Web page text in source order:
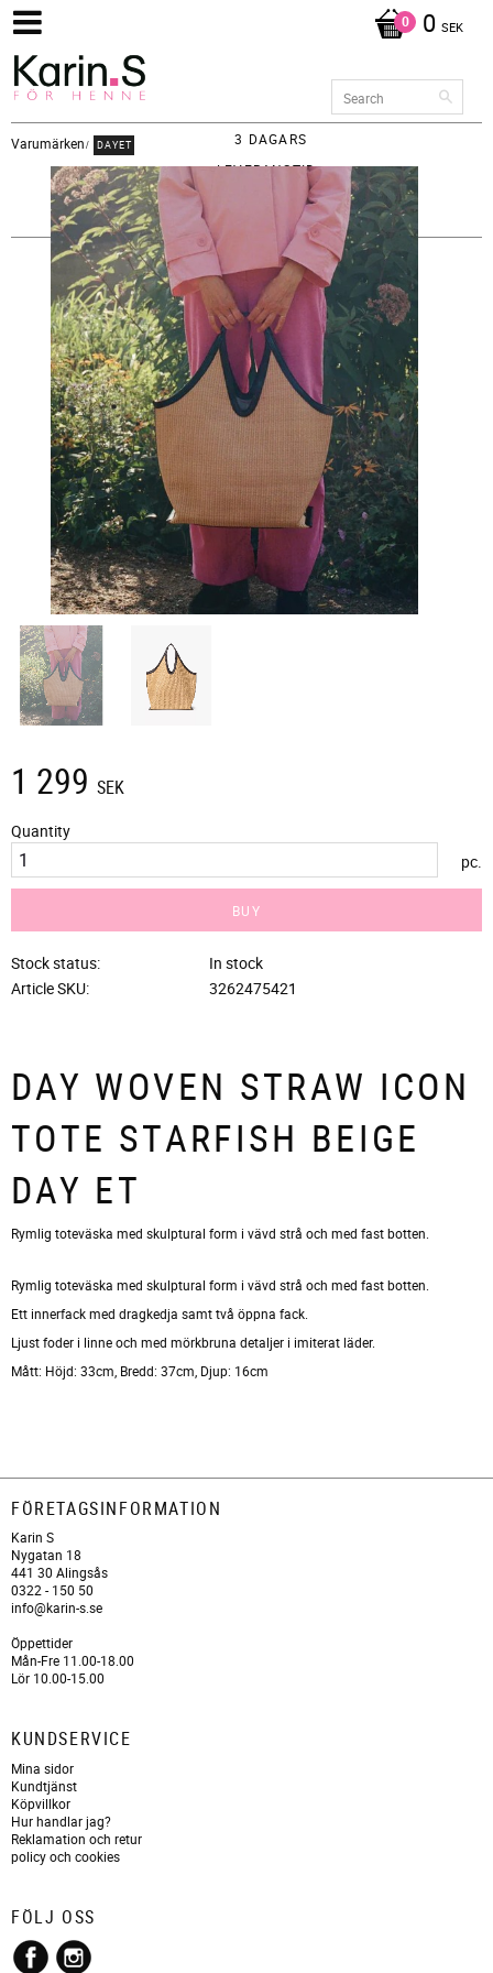
0 SEK
3 DAGARS
LEVERANSTID -
FRAKT 65KR
Varumärken DAYET
1 299 SEK
Quantity
pc.
BUY
Stock status
In stock
Article SKU
3262475421
DAY WOVEN STRAW ICON
TOTE STARFISH BEIGE
DAY ET
Rymlig toteväska med skulptural form i vävd strå och med fast botten.
Rymlig toteväska med skulptural form i vävd strå och med fast botten.
Ett innerfack med dragkedja samt två öppna fack.
Ljust foder i linne och med mörkbruna detaljer i imiterat läder.
Mått: Höjd: 33cm, Bredd: 37cm, Djup: 16cm
FÖRETAGSINFORMATION
Karin S
Nygatan 18
441 30 Alingsås
0322 - 150 50
info@karin-s.se
Öppettider
Mån-Fre 11.00-18.00
Lör 10.00-15.00
KUNDSERVICE
Mina sidor
Kundtjänst
Köpvillkor
Hur handlar jag?
Reklamation och retur
policy och cookies
FÖLJ OSS